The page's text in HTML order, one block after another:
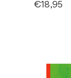
€18,95